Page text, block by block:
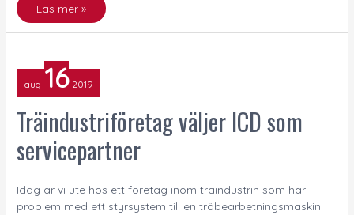
Läs mer »
aug 16 2019
Träindustriföretag väljer ICD som
servicepartner
Idag är vi ute hos ett företag inom träindustrin som har
problem med ett styrsystem till en träbearbetningsmaskin.
väljer
ICD
servicepartner